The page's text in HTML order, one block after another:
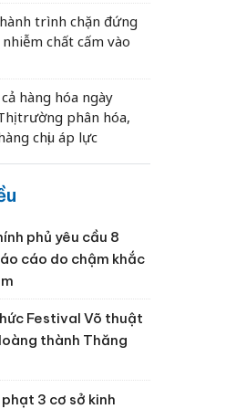
trình chặn đứng
chất cấm vào
hàng hóa ngày
trường phân hóa,
chịu áp lực
phủ yêu cầu 8
cáo do chậm khắc
Festival Võ thuật
thành Thăng
phạt 3 cơ sở kinh